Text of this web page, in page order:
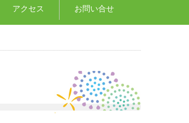
アクセス お問い合せ